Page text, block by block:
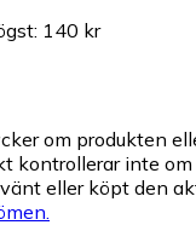
: 140 kr
om produkten
kontrollerar inte
eller köpt den